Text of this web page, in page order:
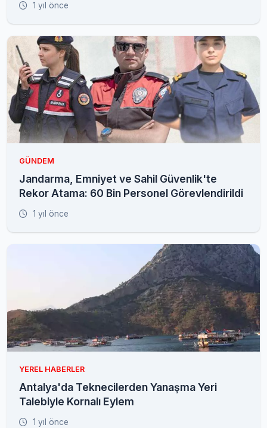
1 yıl önce
GÜNDEM
Jandarma, Emniyet ve Sahil Güvenlik'te
Rekor Atama: 60 Bin Personel Görevlendirildi
1 yıl önce
YEREL HABERLER
Antalya'da Teknecilerden Yanaşma Yeri
Talebiyle Kornalı Eylem
1 yıl önce